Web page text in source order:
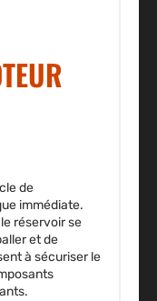
de
immédiate.
réservoir se
et de
à sécuriser le